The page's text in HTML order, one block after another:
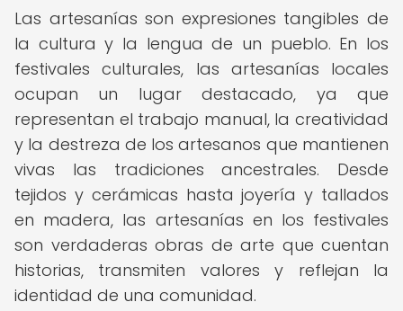
Las artesanías son expresiones tangibles de
la cultura y la lengua de un pueblo. En los
festivales culturales, las artesanías locales
ocupan un lugar destacado, ya que
representan el trabajo manual, la creatividad
y la destreza de los artesanos que mantienen
vivas las tradiciones ancestrales. Desde
tejidos y cerámicas hasta joyería y tallados
en madera, las artesanías en los festivales
son verdaderas obras de arte que cuentan
historias, transmiten valores y reflejan la
identidad de una comunidad.